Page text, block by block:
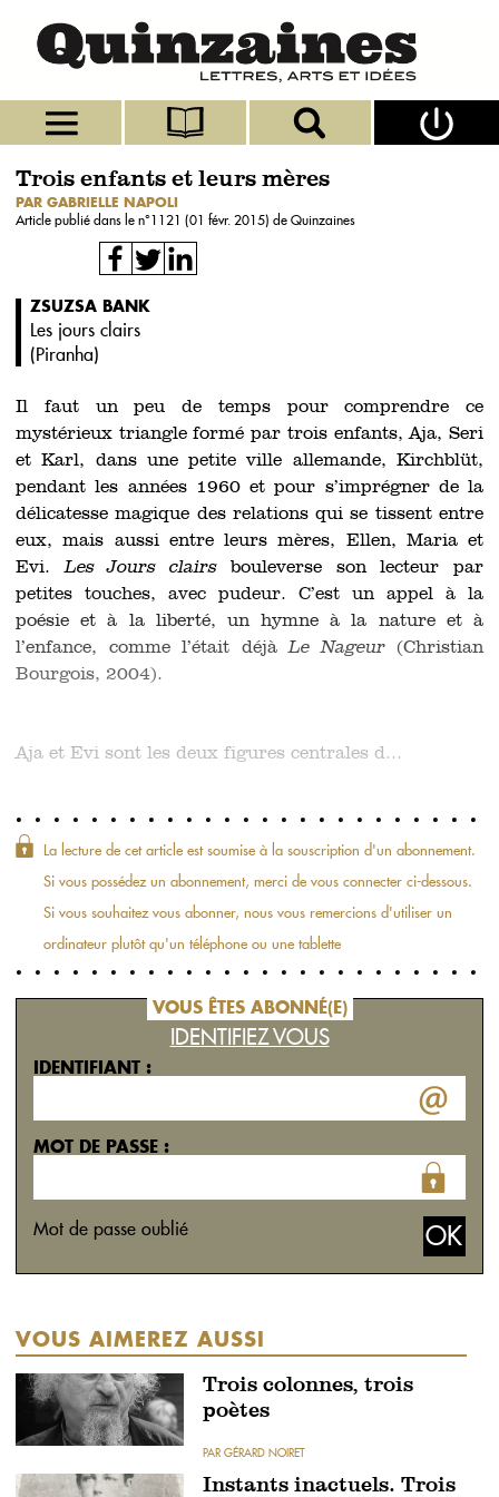
Trois enfants et leurs mères
PAR GABRIELLE NAPOLI
Article publié dans le n°1121 (01 févr. 2015) de Quinzaines
ZSUZSA BANK
Les jours clairs
(Piranha)
Il faut un peu de temps pour comprendre ce
mystérieux triangle formé par trois enfants, Aja, Seri
et Karl, dans une petite ville allemande, Kirchblüt,
pendant les années 1960 et pour s’imprégner de la
délicatesse magique des relations qui se tissent entre
eux, mais aussi entre leurs mères, Ellen, Maria et
Evi.Les Jours clairsbouleverse son lecteur par
petites touches, avec pudeur. C’est un appel à la
poésie et à la liberté, un hymne à la nature et à
l’enfance, comme l’était déjàLe Nageur(Christian
Bourgois, 2004).
Aja et Evi sont les deux figures centrales d...
La lecture de cet article est soumise à la souscription d'un abonnement.
Si vous possédez un abonnement, merci de vous connecter ci-dessous.
Si vous souhaitez vous abonner, nous vous remercions d'utiliser un
ordinateur plutôt qu'un téléphone ou une tablette
VOUS ÊTES ABONNÉ(E)
IDENTIFIEZ VOUS
IDENTIFIANT :
MOT DE PASSE :
Mot de passe oublié
VOUS AIMEREZ AUSSI
Trois colonnes, trois
poètes
PAR GÉRARD NOIRET
Instants inactuels. Trois